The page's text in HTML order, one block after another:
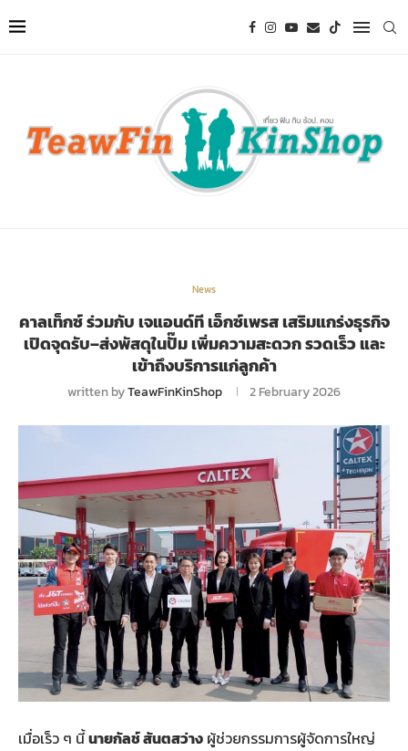
News
คาลเท็กซ์ ร่วมกับ เจแอนด์ที เอ็กซ์เพรส เสริมแกร่งธุรกิจ
เปิดจุดรับ–ส่งพัสดุในปั๊ม เพิ่มความสะดวก รวดเร็ว และ
เข้าถึงบริการแก่ลูกค้า
written byTeawFinKinShop 2 February 2026
เมื่อเร็ว ๆ นี้นายกัลช์ สันตสว่าง ผู้ช่วยกรรมการผู้จัดการใหญ่